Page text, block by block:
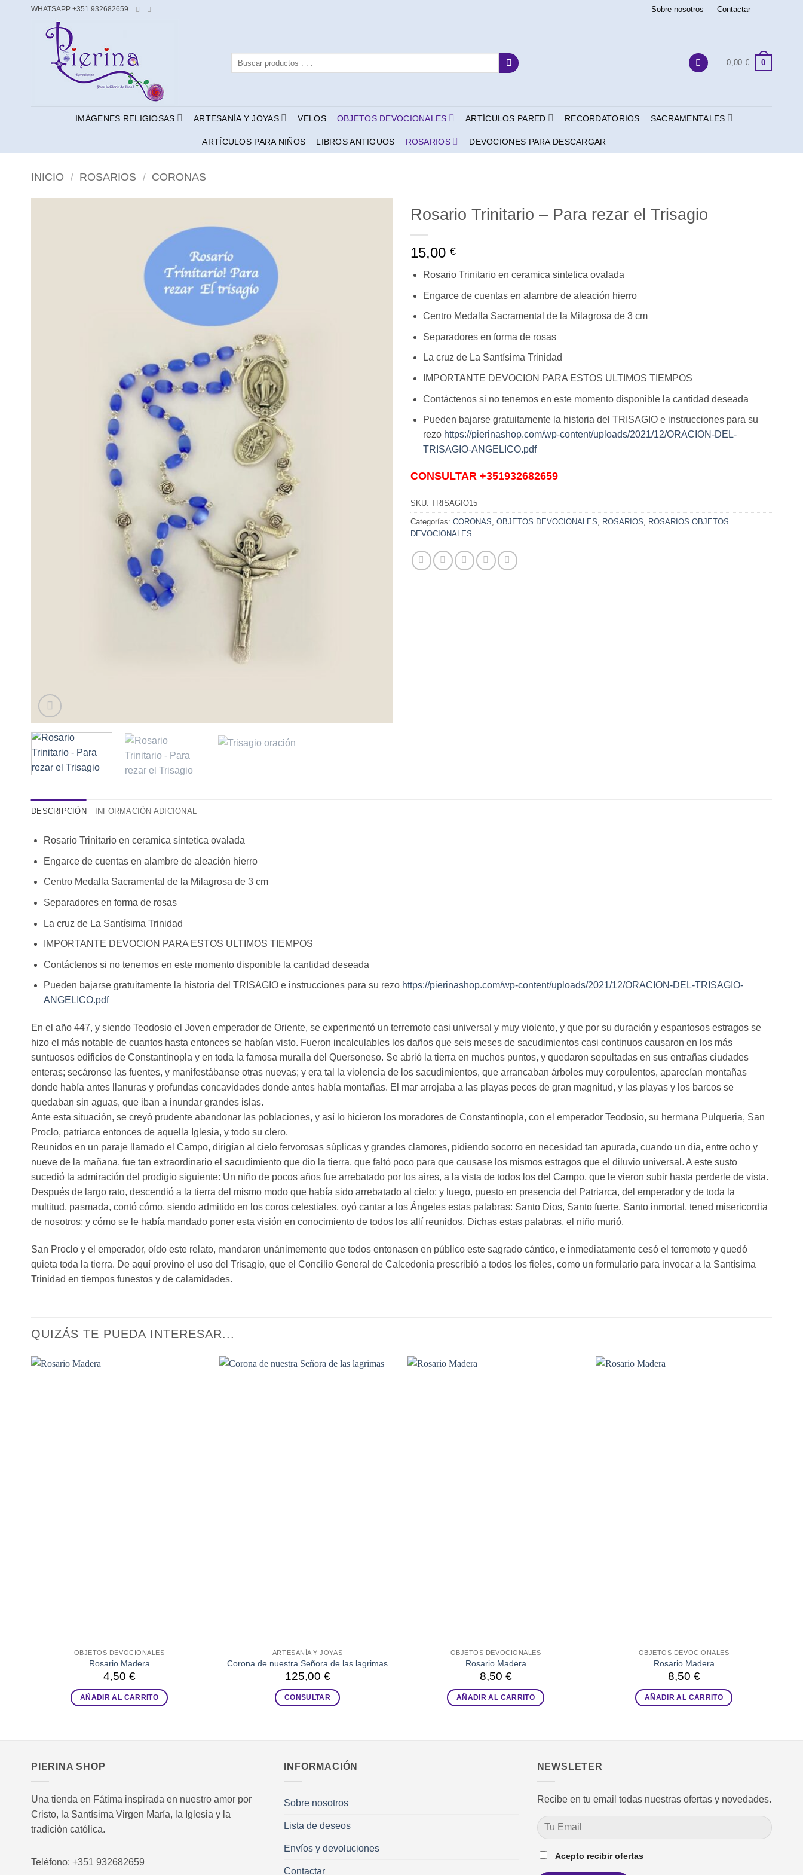
WHATSAPP +351 932682659 Sobre nosotros Contactar
0,00 € 0
IMÁGENES RELIGIOSAS ARTESANÍA Y JOYAS VELOS OBJETOS DEVOCIONALES ARTÍCULOS PARED RECORDATORIOS SACRAMENTALES
ARTÍCULOS PARA NIÑOS LIBROS ANTIGUOS ROSARIOS DEVOCIONES PARA DESCARGAR
INICIO / ROSARIOS / CORONAS
Rosario Trinitario – Para rezar el Trisagio
15,00 €
Rosario Trinitario en ceramica sintetica ovalada
Engarce de cuentas en alambre de aleación hierro
Centro Medalla Sacramental de la Milagrosa de 3 cm
Separadores en forma de rosas
La cruz de La Santísima Trinidad
IMPORTANTE DEVOCION PARA ESTOS ULTIMOS TIEMPOS
Contáctenos si no tenemos en este momento disponible la cantidad deseada
Pueden bajarse gratuitamente la historia del TRISAGIO e instrucciones para su
rezo https://pierinashop.com/wp-content/uploads/2021/12/ORACION-DEL-
TRISAGIO-ANGELICO.pdf
CONSULTAR +351932682659
SKU: TRISAGIO15
Categorías: CORONAS OBJETOS DEVOCIONALES ROSARIOS
ROSARIOS OBJETOS
DEVOCIONALES
DESCRIPCIÓN INFORMACIÓN ADICIONAL
Rosario Trinitario en ceramica sintetica ovalada
Engarce de cuentas en alambre de aleación hierro
Centro Medalla Sacramental de la Milagrosa de 3 cm
Separadores en forma de rosas
La cruz de La Santísima Trinidad
IMPORTANTE DEVOCION PARA ESTOS ULTIMOS TIEMPOS
Contáctenos si no tenemos en este momento disponible la cantidad deseada
Pueden bajarse gratuitamente la historia del TRISAGIO e instrucciones para su rezo https://pierinashop.com/wp-content/uploads/2021/12/ORACION-DEL-TRISAGIO-
ANGELICO.pdf
En el año 447, y siendo Teodosio el Joven emperador de Oriente, se experimentó un terremoto casi universal y muy violento, y que por su duración y espantosos estragos se
hizo el más notable de cuantos hasta entonces se habían visto. Fueron incalculables los daños que seis meses de sacudimientos casi continuos causaron en los más
suntuosos edificios de Constantinopla y en toda la famosa muralla del Quersoneso. Se abrió la tierra en muchos puntos, y quedaron sepultadas en sus entrañas ciudades
enteras; secáronse las fuentes, y manifestábanse otras nuevas; y era tal la violencia de los sacudimientos, que arrancaban árboles muy corpulentos, aparecían montañas
donde había antes llanuras y profundas concavidades donde antes había montañas. El mar arrojaba a las playas peces de gran magnitud, y las playas y los barcos se
quedaban sin aguas, que iban a inundar grandes islas.
Ante esta situación, se creyó prudente abandonar las poblaciones, y así lo hicieron los moradores de Constantinopla, con el emperador Teodosio, su hermana Pulqueria, San
Proclo, patriarca entonces de aquella Iglesia, y todo su clero.
Reunidos en un paraje llamado el Campo, dirigían al cielo fervorosas súplicas y grandes clamores, pidiendo socorro en necesidad tan apurada, cuando un día, entre ocho y
nueve de la mañana, fue tan extraordinario el sacudimiento que dio la tierra, que faltó poco para que causase los mismos estragos que el diluvio universal. A este susto
sucedió la admiración del prodigio siguiente: Un niño de pocos años fue arrebatado por los aires, a la vista de todos los del Campo, que le vieron subir hasta perderle de vista.
Después de largo rato, descendió a la tierra del mismo modo que había sido arrebatado al cielo; y luego, puesto en presencia del Patriarca, del emperador y de toda la
multitud, pasmada, contó cómo, siendo admitido en los coros celestiales, oyó cantar a los Ángeles estas palabras: Santo Dios, Santo fuerte, Santo inmortal, tened misericordia
de nosotros; y cómo se le había mandado poner esta visión en conocimiento de todos los allí reunidos. Dichas estas palabras, el niño murió.
San Proclo y el emperador, oído este relato, mandaron unánimemente que todos entonasen en público este sagrado cántico, e inmediatamente cesó el terremoto y quedó
quieta toda la tierra. De aquí provino el uso del Trisagio, que el Concilio General de Calcedonia prescribió a todos los fieles, como un formulario para invocar a la Santísima
Trinidad en tiempos funestos y de calamidades.
QUIZÁS TE PUEDA INTERESAR...
OBJETOS DEVOCIONALES
Rosario Madera
4,50 €
AÑADIR AL CARRITO
ARTESANÍA Y JOYAS
Corona de nuestra Señora de las lagrimas
125,00 €
CONSULTAR
OBJETOS DEVOCIONALES
Rosario Madera
8,50 €
AÑADIR AL CARRITO
OBJETOS DEVOCIONALES
Rosario Madera
8,50 €
AÑADIR AL CARRITO
PIERINA SHOP
Una tienda en Fátima inspirada en nuestro amor por
Cristo, la Santísima Virgen María, la Iglesia y la
tradición católica.
Teléfono: +351 932682659
INFORMACIÓN
Sobre nosotros
Lista de deseos
Envíos y devoluciones
Contactar
NEWSLETER
Recibe en tu email todas nuestras ofertas y novedades.
Acepto recibir ofertas